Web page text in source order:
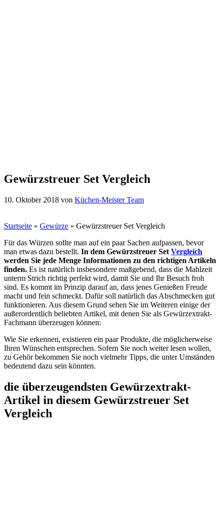
Gewürzstreuer Set Vergleich
10. Oktober 2018 von Küchen-Meister Team
Startseite » Gewürze » Gewürzstreuer Set Vergleich
Für das Würzen sollte man auf ein paar Sachen aufpassen, bevor
man etwas dazu bestellt. In dem Gewürzstreuer Set Vergleich
werden Sie jede Menge Informationen zu den richtigen Artikeln
finden. Es ist natürlich insbesondere maßgebend, dass die Mahlzeit
unterm Strich richtig perfekt wird, damit Sie und Ihr Besuch froh
sind. Es kommt im Prinzip darauf an, dass jenes Genießen Freude
macht und fein schmeckt. Dafür soll natürlich das Abschmecken gut
funktionieren. Aus diesem Grund sehen Sie im Weiteren einige der
außerordentlich beliebten Artikel, mit denen Sie als Gewürzextrakt-
Fachmann überzeugen können:
Wie Sie erkennen, existieren ein paar Produkte, die möglicherweise
Ihren Wünschen entsprechen. Sofern Sie noch weiter lesen wollen,
zu Gehör bekommen Sie noch vielmehr Tipps, die unter Umständen
bedeutend dazu sein könnten.
die überzeugendsten Gewürzextrakt-
Artikel in diesem Gewürzstreuer Set
Vergleich